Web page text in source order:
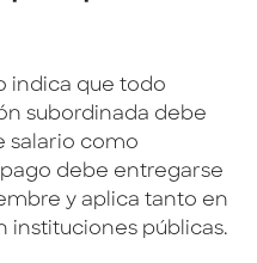
indica que todo
subordinada debe
salario como
debe entregarse
y aplica tanto en
instituciones públicas.